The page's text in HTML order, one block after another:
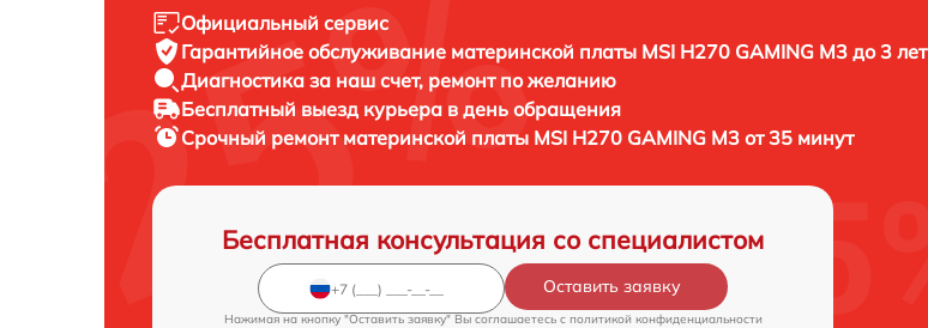
Официальный сервис
Гарантийное обслуживание материнской платы MSI H270 GAMING M3 до 3 лет
Диагностика за наш счет, ремонт по желанию
Бесплатный выезд курьера в день обращения
Срочный ремонт материнской платы MSI H270 GAMING M3 от 35 минут
Бесплатная консультация со специалистом
Оставить заявку
Нажимая на кнопку "Оставить заявку" Вы соглашаетесь c политикой конфиденциальности